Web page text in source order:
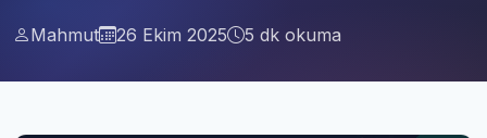
Mahmut 26 Ekim 2025 5 dk okuma